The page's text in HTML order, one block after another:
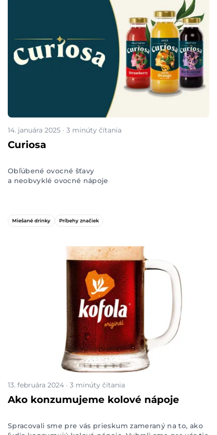
14. januára 2025 · 3 minúty čítania
Curiosa
Obľúbené ovocné šťavy
a neobvyklé ovocné nápoje
Miešané drinky Príbehy značiek
13. februára 2024 · 3 minúty čítania
Ako konzumujeme kolové nápoje
Spracovali sme pre vás prieskum zameraný na to, ako